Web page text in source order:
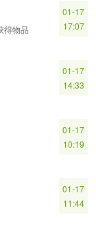
得物品
01-17
17:07
01-17
14:33
01-17
10:19
01-17
11:44